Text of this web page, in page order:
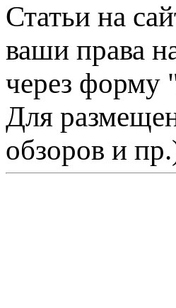
Статьи на
ваши права
через форму
Для
обзоров и